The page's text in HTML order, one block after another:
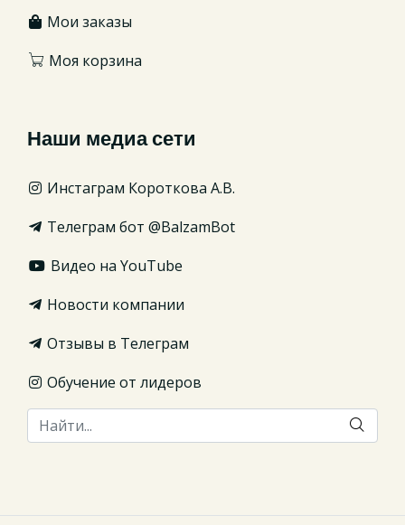
Мои заказы
Моя корзина
Наши медиа сети
Инстаграм Короткова А.В.
Телеграм бот @BalzamBot
Видео на YouTube
Новости компании
Отзывы в Телеграм
Обучение от лидеров